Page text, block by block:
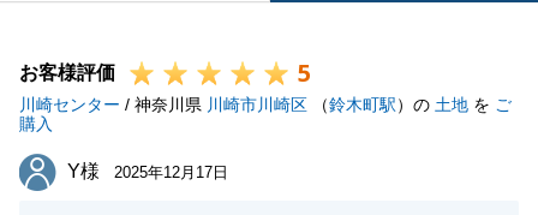
お客様評価 5
川崎センター / 神奈川県 川崎市川崎区 （鈴木町駅）の 土地 を ご
購入
Y様
Y様 2025年12月17日